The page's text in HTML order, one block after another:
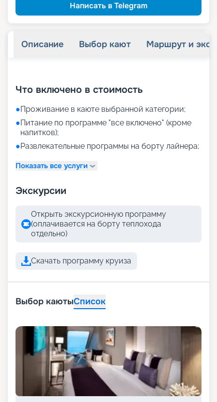
Написать в Telegram
Описание Выбор кают Маршрут и
Что включено в стоимость
●Проживание в каюте выбранной категории;
●Питание по программе "все включено" (кроме
напитков);
●Развлекательные программы на борту лайнера;
Показать все услуги
Экскурсии
Открыть экскурсионную программу
(оплачивается на борту теплохода
отдельно)
Скачать программу круиза
Выбор каютыСписок